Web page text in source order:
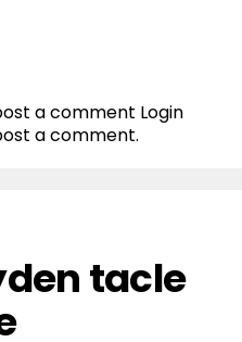
a comment Login
a comment.
tacle